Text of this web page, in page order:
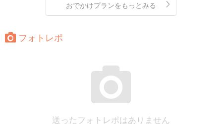
おでかけプランをもっとみる
フォトレポ
送ったフォトレポはありません